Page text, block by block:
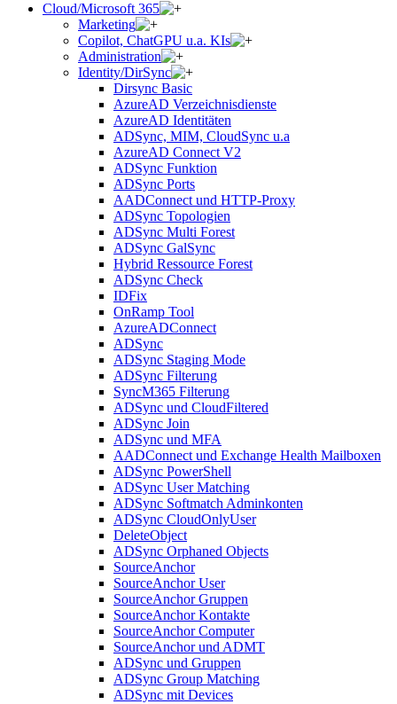
Cloud/Microsoft 365
Marketing
Copilot, ChatGPU u.a. KIs
Administration
Identity/DirSync
Dirsync Basic
AzureAD Verzeichnisdienste
AzureAD Identitäten
ADSync, MIM, CloudSync u.a
AzureAD Connect V2
ADSync Funktion
ADSync Ports
AADConnect und HTTP-Proxy
ADSync Topologien
ADSync Multi Forest
ADSync GalSync
Hybrid Ressource Forest
ADSync Check
IDFix
OnRamp Tool
AzureADConnect
ADSync
ADSync Staging Mode
ADSync Filterung
SyncM365 Filterung
ADSync und CloudFiltered
ADSync Join
ADSync und MFA
AADConnect und Exchange Health Mailboxen
ADSync PowerShell
ADSync User Matching
ADSync Softmatch Adminkonten
ADSync CloudOnlyUser
DeleteObject
ADSync Orphaned Objects
SourceAnchor
SourceAnchor User
SourceAnchor Gruppen
SourceAnchor Kontakte
SourceAnchor Computer
SourceAnchor und ADMT
ADSync und Gruppen
ADSync Group Matching
ADSync mit Devices